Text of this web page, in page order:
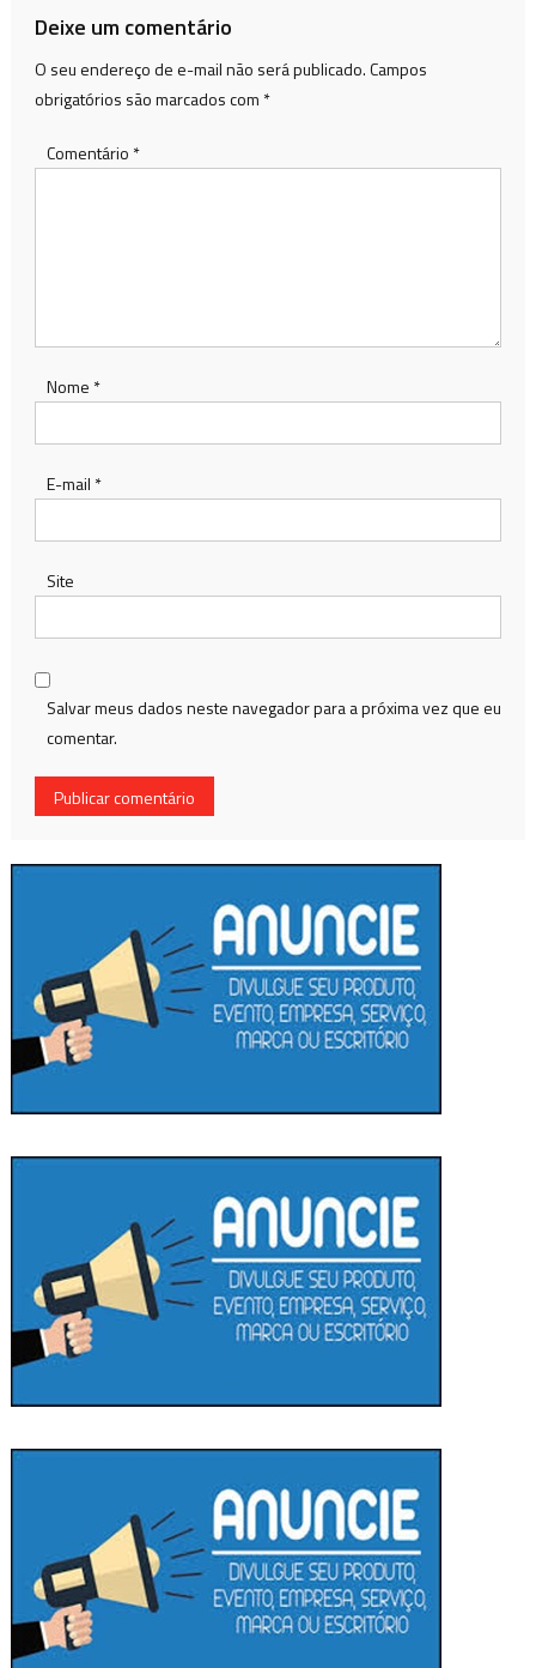
Deixe um comentário
O seu endereço de e-mail não será publicado.Campos
obrigatórios são marcados com *
Comentário *
Nome *
E-mail *
Site
Salvar meus dados neste navegador para a próxima vez que eu
comentar.